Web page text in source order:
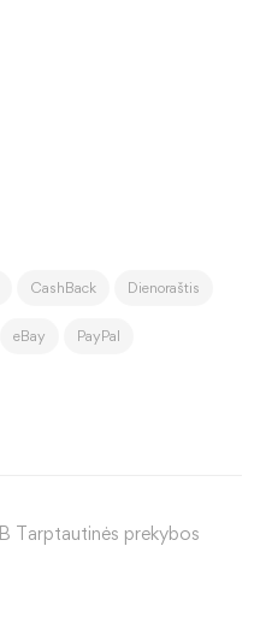
CashBack Dienoraštis
eBay PayPal
Tarptautinės prekybos